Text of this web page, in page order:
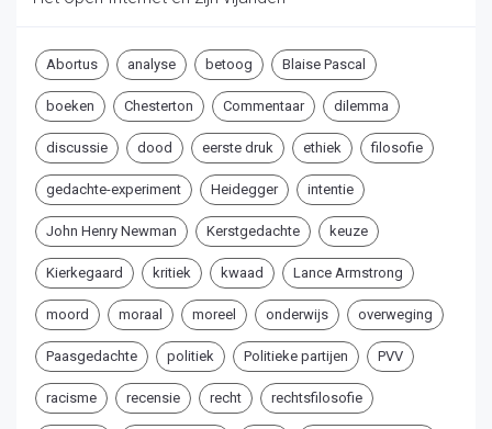
Abortus analyse betoog Blaise Pascal
boeken Chesterton Commentaar dilemma
discussie dood eerste druk ethiek filosofie
gedachte-experiment Heidegger intentie
John Henry Newman Kerstgedachte keuze
Kierkegaard kritiek kwaad Lance Armstrong
moord moraal moreel onderwijs overweging
Paasgedachte politiek Politieke partijen PVV
racisme recensie recht rechtsfilosofie